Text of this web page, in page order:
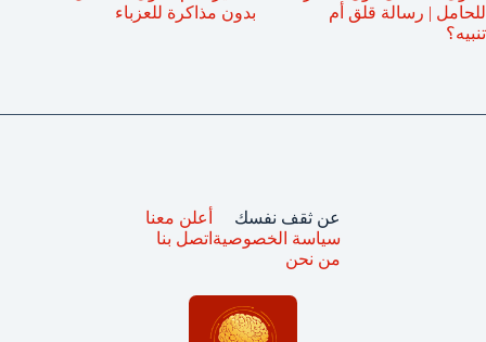
للحامل | رسالة قلق أم
تنبيه؟
بدون مذاكرة للعزباء
عن ثقف نفسك
سياسة الخصوصية
من نحن
أعلن معنا
اتصل بنا